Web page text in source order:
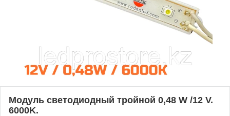
Модуль светодиодный тройной 0,48 W /12 V.
6000K.